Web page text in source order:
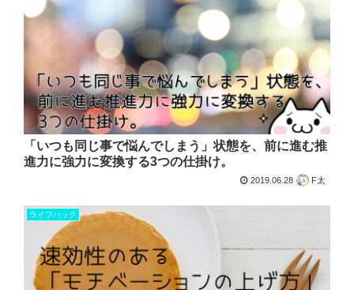
「いつも同じ事で悩んでしまう」状態を、前に進む推
進力に強力に変換する3つの仕掛け。
2019.06.28 F太
ライフハック